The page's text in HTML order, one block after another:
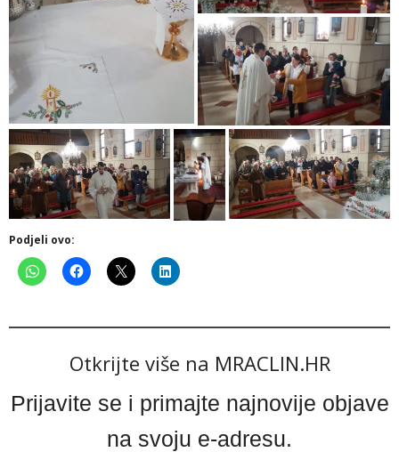
Podjeli ovo:
Otkrijte više na MRACLIN.HR
Prijavite se i primajte najnovije objave
na svoju e-adresu.